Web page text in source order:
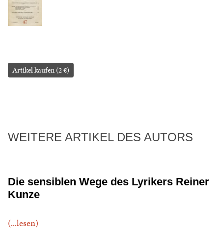
Artikel kaufen (2 €)
WEITERE ARTIKEL DES AUTORS
Die sensiblen Wege des Lyrikers Reiner
Kunze
(...lesen)